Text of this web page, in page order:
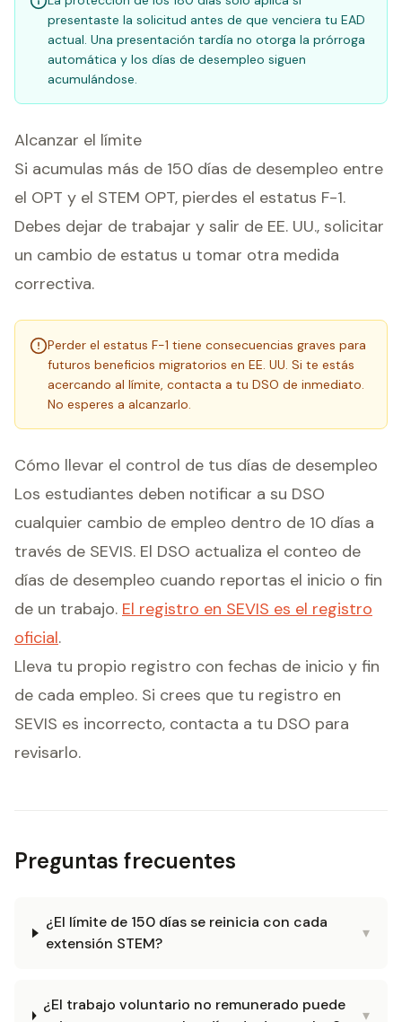
presentaste la solicitud antes de que venciera tu EAD
actual. Una presentación tardía no otorga la prórroga
automática y los días de desempleo siguen
acumulándose.
Alcanzar el límite
Si acumulas más de 150 días de desempleo entre
el OPT y el STEM OPT, pierdes el estatus F-1.
Debes dejar de trabajar y salir de EE. UU., solicitar
un cambio de estatus u tomar otra medida
correctiva.
Perder el estatus F-1 tiene consecuencias graves para
futuros beneficios migratorios en EE. UU. Si te estás
acercando al límite, contacta a tu DSO de inmediato.
No esperes a alcanzarlo.
Cómo llevar el control de tus días de desempleo
Los estudiantes deben notificar a su DSO
cualquier cambio de empleo dentro de 10 días a
través de SEVIS. El DSO actualiza el conteo de
días de desempleo cuando reportas el inicio o fin
de un trabajo. El registro en SEVIS es el registro
oficial.
Lleva tu propio registro con fechas de inicio y fin
de cada empleo. Si crees que tu registro en
SEVIS es incorrecto, contacta a tu DSO para
revisarlo.
Preguntas frecuentes
¿El límite de 150 días se reinicia con cada
extensión STEM?
▾
¿El trabajo voluntario no remunerado puede
▾